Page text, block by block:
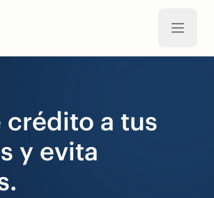
crédito a tus
y evita